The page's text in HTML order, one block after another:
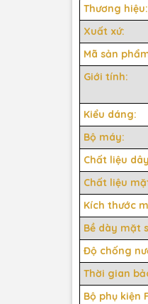
Thương hiệu:
Xuất xứ:
Mã sản
Giới tính:
Kiểu dáng:
Bộ máy:
Chất liệu
Chất liệu
Kích thước
Bề dày mặt
Độ chống
Thời gian
Bộ phụ kiện